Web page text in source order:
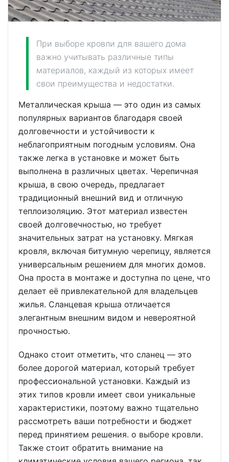
При выборе кровли для вашего дома
важно учитывать различные типы
материалов, каждый из которых имеет
свои преимущества и недостатки.
Металлическая крыша — это один из самых
популярных вариантов благодаря своей
долговечности и устойчивости к
неблагоприятным погодным условиям. Она
также легка в установке и может быть
выполнена в различных цветах. Черепичная
крыша, в свою очередь, предлагает
традиционный внешний вид и отличную
теплоизоляцию. Этот материал известен
своей долговечностью, но требует
значительных затрат на установку. Мягкая
кровля, включая битумную черепицу, является
универсальным решением для многих домов.
Она проста в монтаже и доступна по цене, что
делает её привлекательной для владельцев
жилья. Сланцевая крыша отличается
элегантным внешним видом и невероятной
прочностью.
Однако стоит отметить, что сланец — это
более дорогой материал, который требует
профессиональной установки. Каждый из
этих типов кровли имеет свои уникальные
характеристики, поэтому важно тщательно
рассмотреть ваши потребности и бюджет
перед принятием решения. о выборе кровли.
Также стоит обратить внимание на